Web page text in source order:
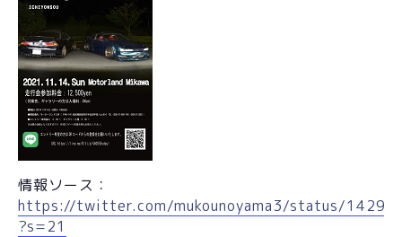
情報ソース：
https://twitter.com/mukounoyama3/status/
?s=21